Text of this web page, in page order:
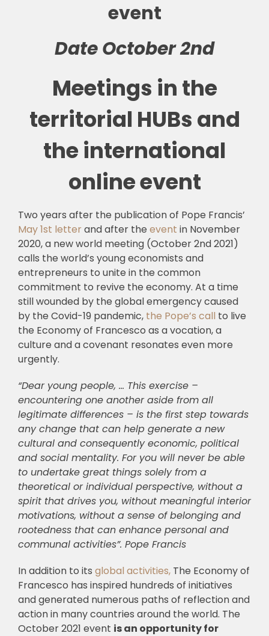
event
Date October 2nd
Meetings in the
territorial HUBs and
the international
online event
Two years after the publication of Pope Francis’
May 1st letterand after the event in November
2020, a new world meeting (October 2nd 2021)
calls the world’s young economists and
entrepreneurs to unite in the common
commitment to revive the economy. At a time
still wounded by the global emergency caused
by the Covid-19 pandemic, the Pope’s call to live
the Economy of Francesco as a vocation, a
culture and a covenant resonates even more
urgently.
“Dear young people, … This exercise –
encountering one another aside from all
legitimate differences – is the first step towards
any change that can help generate a new
cultural and consequently economic, political
and social mentality. For you will never be able
to undertake great things solely from a
theoretical or individual perspective, without a
spirit that drives you, without meaningful interior
motivations, without a sense of belonging and
rootedness that can enhance personal and
communal activities”. Pope Francis
In addition to its global activities, The Economy of
Francesco has inspired hundreds of initiatives
and generated numerous paths of reflection and
action in many countries around the world. The
October 2021 event is an opportunity for